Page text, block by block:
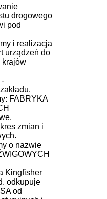
drogowego
pod
i realizacja
urządzeń do
krajów
-
FABRYKA
zmian i
o nazwie
Kingfisher
odkupuje
od